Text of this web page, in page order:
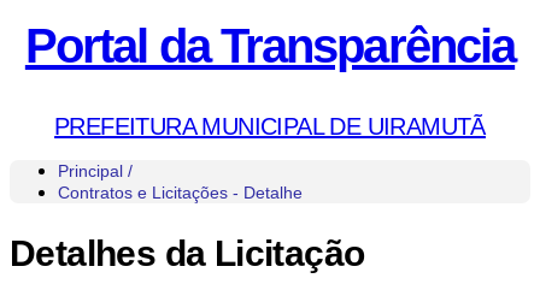
Portal da Transparência
PREFEITURA MUNICIPAL DE UIRAMUTÃ
Principal /
Contratos e Licitações - Detalhe
Detalhes da Licitação